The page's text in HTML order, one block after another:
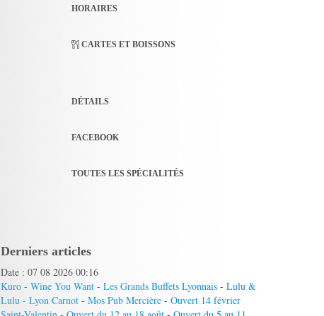
HORAIRES
CARTES ET BOISSONS
DÉTAILS
FACEBOOK
TOUTES LES SPÉCIALITÉS
Derniers articles
Date : 07 08 2026 00:16
Kuro - Wine You Want - Les Grands Buffets Lyonnais - Lulu &
Lulu - Lyon Carnot - Mos Pub Mercière - Ouvert 14 février